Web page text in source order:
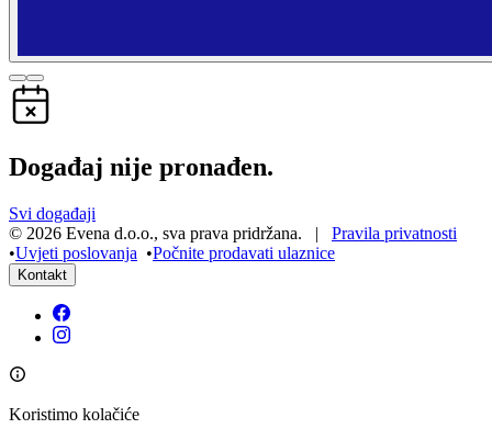
Događaj nije pronađen.
Svi događaji
© 2026 Evena d.o.o., sva prava pridržana. | Pravila privatnosti
•Uvjeti poslovanja •Počnite prodavati ulaznice
Kontakt
Koristimo kolačiće